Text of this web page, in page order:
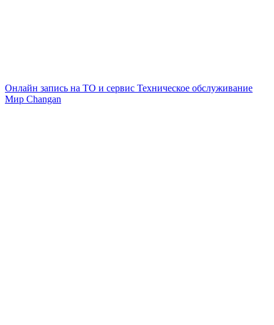
Онлайн запись на ТО и сервис Техническое обслуживание
Мир Changan